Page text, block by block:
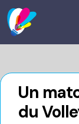
Un
du